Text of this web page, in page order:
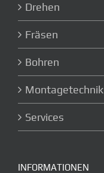
Drehen
Fräsen
Bohren
Montagetechnik
Services
INFORMATIONEN